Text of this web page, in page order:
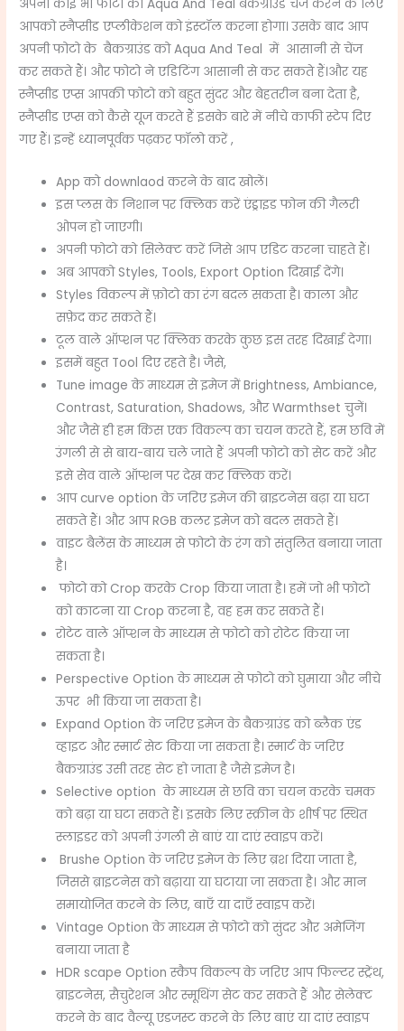
अपनी कोई भी फोटो काAqua And Teal बैकग्राउंड चेंज करने के लिए
आपको स्नैप्सीड एप्लीकेशन को इंस्टॉल करना होगा। उसके बाद आप
अपनी फोटो के बैकग्राउंड कोAqua And Teal में आसानी से चेंज
कर सकते हैं। और फोटो ने एडिटिंग आसानी से कर सकते हैं।और यह
स्नैप्सीड एप्स आपकी फोटो को बहुत सुंदर और बेहतरीन बना देता है,
स्नैप्सीड एप्स को कैसे यूज करते हैं इसके बारे में नीचे काफी स्टेप दिए
गए हैं। इन्हें ध्यानपूर्वक पढ़कर फॉलो करें ,
App को downlaod करने के बाद खोलें।
इस प्लस के निशान पर क्लिक करें एंड्राइड फोन की गैलरी
ओपन हो जाएगी।
अपनी फोटो को सिलेक्ट करें जिसे आप एडिट करना चाहते हैं।
अब आपको Styles, Tools, Export Option दिखाई देंगे।
Styles विकल्प में फ़ोटो का रंग बदल सकता है। काला और
सफ़ेद कर सकते हैं।
टूल वाले ऑप्शन पर क्लिक करके कुछ इस तरह दिखाई देगा।
इसमें बहुत Tool दिए रहते है। जैसे,
Tune image के माध्यम से इमेज में Brightness, Ambiance,
Contrast, Saturation, Shadows, और Warmthset चुनें।
और जैसे ही हम किस एक विकल्प का चयन करते हैं, हम छवि में
उंगली से से बाय-बाय चले जाते हैं अपनी फोटो को सेट करें और
इसे सेव वाले ऑप्शन पर देख कर क्लिक करें।
आप curve option के जरिए इमेज की ब्राइटनेस बढ़ा या घटा
सकते हैं। और आप RGB कलर इमेज को बदल सकते हैं।
वाइट बैलेंस के माध्यम से फोटो के रंग को संतुलित बनाया जाता
है।
फोटो को Crop करके Crop किया जाता है। हमें जो भी फोटो
को काटना या Crop करना है, वह हम कर सकते हैं।
रोटेट वाले ऑप्शन के माध्यम से फोटो को रोटेट किया जा
सकता है।
Perspective Option के माध्यम से फोटो को घुमाया और नीचे
ऊपर भी किया जा सकता है।
Expand Option के जरिए इमेज के बैकग्राउंड को ब्लैक एंड
व्हाइट और स्मार्ट सेट किया जा सकता है। स्मार्ट के जरिए
बैकग्राउंड उसी तरह सेट हो जाता है जैसे इमेज है।
Selective option के माध्यम से छवि का चयन करके चमक
को बढ़ा या घटा सकते हैं। इसके लिए स्क्रीन के शीर्ष पर स्थित
स्लाइडर को अपनी उंगली से बाएं या दाएं स्वाइप करें।
Brushe Option के जरिए इमेज के लिए ब्रश दिया जाता है,
जिससे ब्राइटनेस को बढ़ाया या घटाया जा सकता है। और मान
समायोजित करने के लिए, बाएँ या दाएँ स्वाइप करें।
Vintage Option के माध्यम से फोटो को सुंदर और अमेजिंग
बनाया जाता है
HDR scape Option स्कैप विकल्प के जरिए आप फिल्टर स्ट्रेंथ,
ब्राइटनेस, सैचुरेशन और स्मूथिंग सेट कर सकते हैं और सेलेक्ट
करने के बाद वैल्यू एडजस्ट करने के लिए बाएं या दाएं स्वाइप